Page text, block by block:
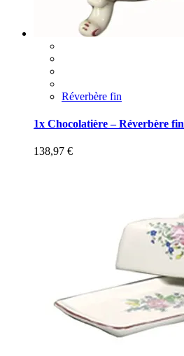
Réverbère fin
1x Chocolatière – Réverbère fin
138,97 €